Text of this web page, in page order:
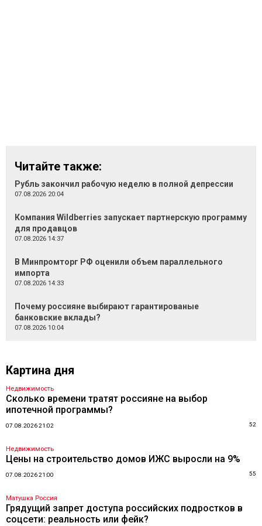
Читайте также:
Рубль закончил рабочую неделю в полной депрессии
07.08.2026 20:04
Компания Wildberries запускает партнерскую программу
для продавцов
07.08.2026 14:37
В Минпромторг РФ оценили объем параллельного
импорта
07.08.2026 14:33
Почему россияне выбирают гарантированые
банковские вклады?
07.08.2026 10:04
Картина дня
Недвижимость
Сколько времени тратят россияне на выбор
ипотечной программы?
07.08.2026 21:02 52
Недвижимость
Цены на строительство домов ИЖС выросли на 9%
07.08.2026 21:00 55
Матушка Россия
Грядущий запрет доступа российских подростков в
соцсети: реальность или фейк?